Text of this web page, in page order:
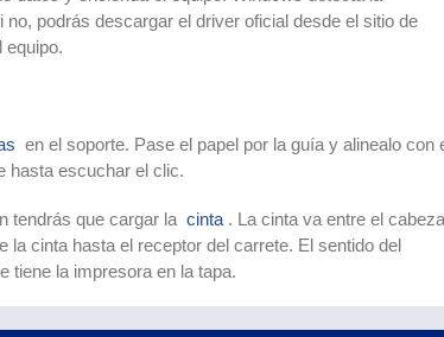
podrás descargar el driver oficial desde el sitio de
equipo.
en el soporte. Pase el papel por la guía y alinealo con
hasta escuchar el clic.
tendrás que cargar la cinta . La cinta va entre el
la cinta hasta el receptor del carrete. El sentido del
tiene la impresora en la tapa.